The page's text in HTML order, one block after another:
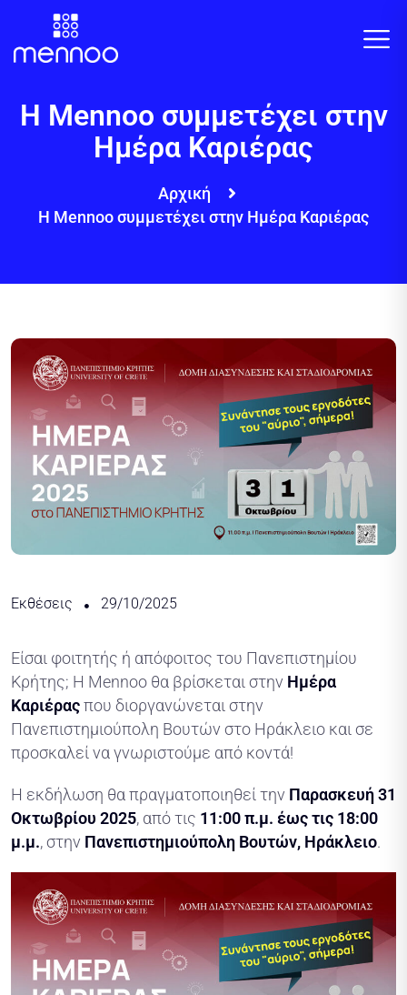
Η Mennoo συμμετέχει στην
Ημέρα Καριέρας
Αρχική
Η Mennoo συμμετέχει στην Ημέρα Καριέρας
Εκθέσεις 29/10/2025
Είσαι φοιτητής ή απόφοιτος του Πανεπιστημίου
Κρήτης; Η Mennoo θα βρίσκεται στην Ημέρα
Καριέραςπου διοργανώνεται στην
Πανεπιστημιούπολη Βουτών στο Ηράκλειο και σε
προσκαλεί να γνωριστούμε από κοντά!
Η εκδήλωση θα πραγματοποιηθεί την Παρασκευή 31
Οκτωβρίου 2025, από τις 11:00 π.μ. έως τις 18:00
μ.μ., στην Πανεπιστημιούπολη Βουτών, Ηράκλειο.